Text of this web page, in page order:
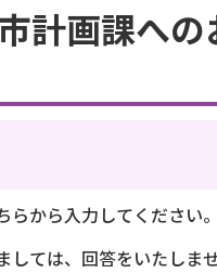
計画課への
から入力してください。
ては、回答をいたしま